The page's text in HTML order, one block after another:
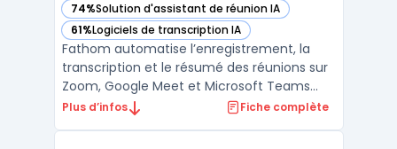
74%Solution d'assistant de réunion IA
— voir Fathom dans cette catégorie
61%Logiciels de transcription IA
— voir Fathom dans cette catégorie
Fathom automatise l’enregistrement, la
transcription et le résumé des réunions sur
Zoom, Google Meet et Microsoft Teams
pour les équipes qui souhaitent intégrer un
Plus d’infos Fiche complète